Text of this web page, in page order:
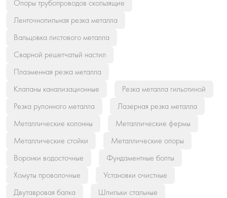
Опоры трубопроводов скользящие
Ленточнопильная резка металла
Вальцовка листового металла
Сварной решетчатый настил
Плазменная резка металла
Клапаны канализационные
Резка металла гильотиной
Резка рулонного металла
Лазерная резка металла
Металлические колонны
Металлические фермы
Металлические стойки
Металлические опоры
Воронки водосточные
Фундаментные болты
Хомуты проволочные
Установки очистные
Двутавровая балка
Шпильки стальные